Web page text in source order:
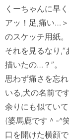
くーちゃんに早
アッ！足,痛い…
のスケッチ用紙。
それを見るなり
描いたの…？”。
思わず痛さを忘
いる,犬の名前で
余りにも似てい
(婆馬鹿です＾-^
口を開けた横顔